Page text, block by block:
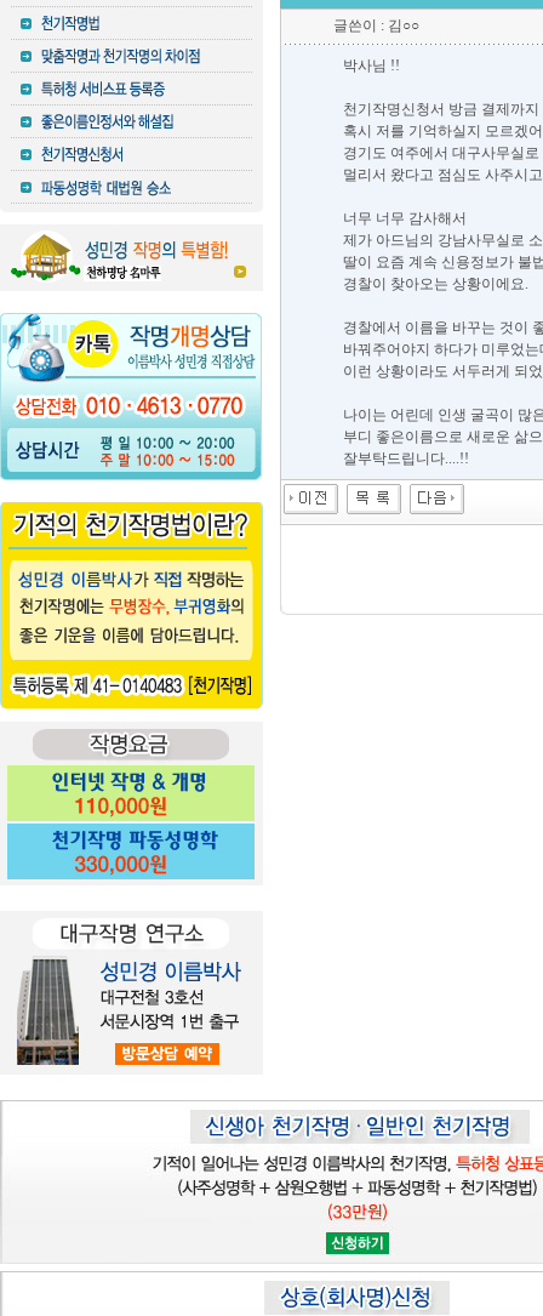
글쓴이 : 김○○
박사님 !!
천기작명신청서 방금 결제까지
혹시 저를 기억하실지 모르겠
경기도 여주에서 대구사무실
멀리서 왔다고 점심도 사주시
너무 너무 감사해서
제가 아드님의 강남사무실로
딸이 요즘 계속 신용정보가 불
경찰이 찾아오는 상황이에요.
경찰에서 이름을 바꾸는 것이
바꿔주어야지 하다가 미루었는
이런 상황이라도 서두러게 되
나이는 어린데 인생 굴곡이 많
부디 좋은이름으로 새로운 삶
잘부탁드립니다....!!